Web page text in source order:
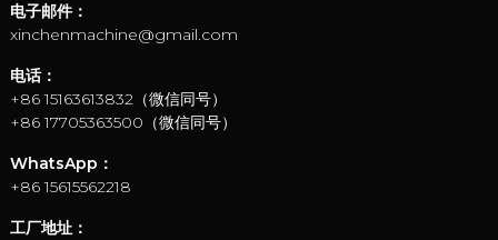
电子邮件：
xinchenmachine@gmail.com
电话：
+86 15163613832（微信同号）
+86 17705363500（微信同号）
WhatsApp：
+86 15615562218
工厂地址：